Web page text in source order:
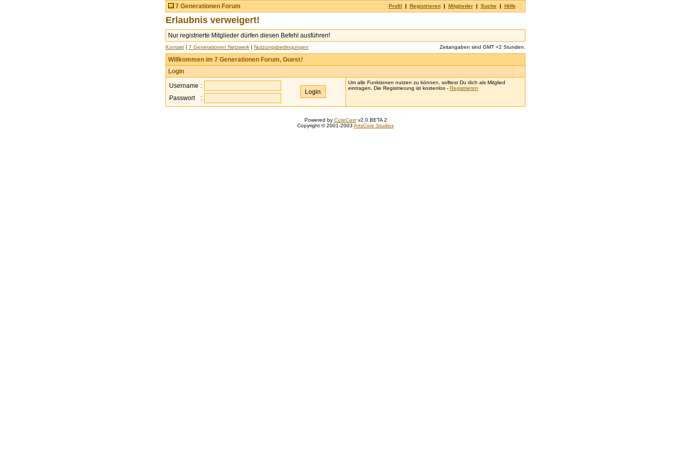
7 Generationen Forum Profil | Registrieren| Mitglieder| Suche | Hilfe
Erlaubnis verweigert!
Nur registrierte Mitglieder dürfen diesen Befehl ausführen!
Kontakt | 7 Generationen Netzwerk | Nutzungsbedingungen Zeitangaben sind GMT +2 Stunden.
Willkommen im 7 Generationen Forum, Guest!
Login
Username :
Passwort
:
Um alle Funktionen nutzen zu können, solltest Du dich als Mitglied
eintragen. Die Registrierung ist kostenlos - Registrieren
Powered by CuteCastv2.0 BETA 2
Copyright © 2001-2003 ArtsCore Studios